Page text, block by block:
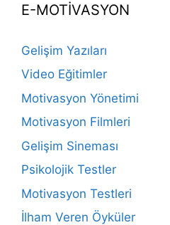
E-MOTİVASYON
Gelişim Yazıları
Video Eğitimler
Motivasyon Yönetimi
Motivasyon Filmleri
Gelişim Sineması
Psikolojik Testler
Motivasyon Testleri
İlham Veren Öyküler